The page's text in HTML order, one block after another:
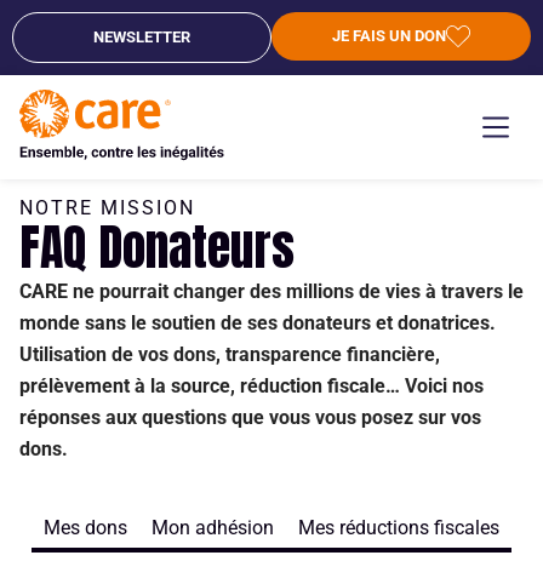
NEWSLETTER JE FAIS UN DON
NOTRE MISSION
FAQ Donateurs
CARE ne pourrait changer des millions de vies à travers le
monde sans le soutien de ses donateurs et donatrices.
Utilisation de vos dons, transparence financière,
prélèvement à la source, réduction fiscale… Voici nos
réponses aux questions que vous vous posez sur vos
dons.
Mes dons Mon adhésion Mes réductions fiscales